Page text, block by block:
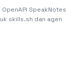
OpenAPI SpeakNotes
skills.sh dan agen